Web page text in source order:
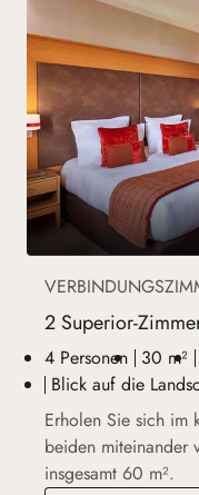
2 Superior-
4 Personen 30 m²
Blick auf die
Erholen Sie sich im
beiden miteinander
insgesamt 60 m².